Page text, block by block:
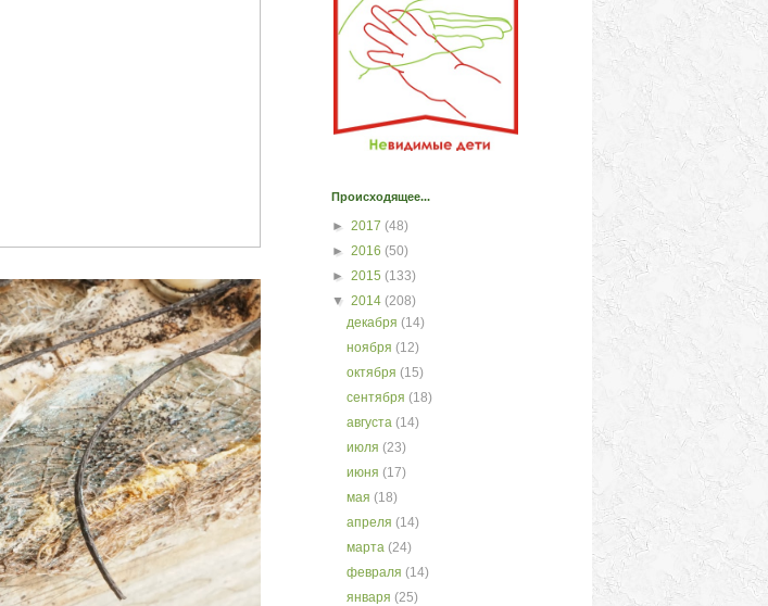
Происходящее...
► 2017 (48)
► 2016 (50)
► 2015 (133)
▼ 2014 (208)
декабря(14)
ноября(12)
октября(15)
сентября(18)
августа(14)
июля(23)
июня(17)
мая(18)
апреля(14)
марта(24)
февраля(14)
января(25)